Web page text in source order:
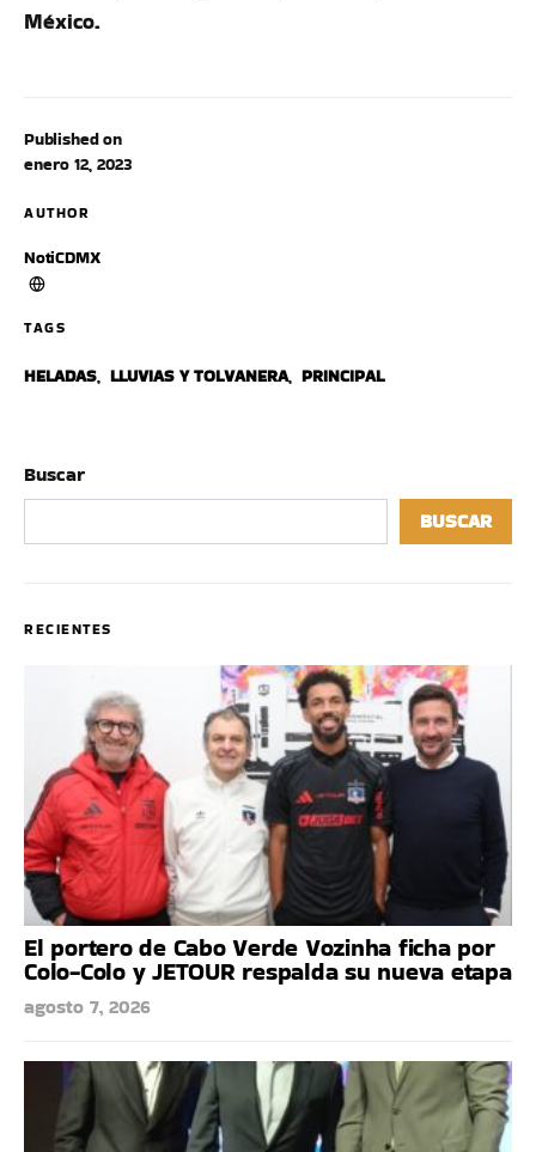
Published on
enero 12, 2023
AUTHOR
NotiCDMX
TAGS
HELADAS, LLUVIAS Y TOLVANERA, PRINCIPAL
México.
Buscar
BUSCAR
RECIENTES
El portero de Cabo Verde Vozinha ficha por
Colo-Colo y JETOUR respalda su nueva etapa
agosto 7, 2026